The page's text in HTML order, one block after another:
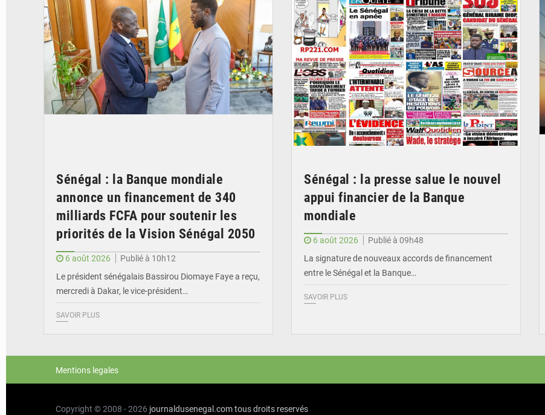
Sénégal : la Banque mondiale
annonce un financement de 340
milliards FCFA pour soutenir les
priorités de la Vision Sénégal 2050
6 août 2026
Publié à 10h12
Le président sénégalais Bassirou Diomaye Faye a reçu,
mercredi à Dakar, le vice-président…
SAVOIR PLUS
Sénégal : la presse salue le nouvel
appui financier de la Banque
mondiale
6 août 2026
Publié à 09h48
La signature de nouveaux accords de financement
entre le Sénégal et la Banque…
SAVOIR PLUS
Mentions legales
Copyright © 2008 - 2026 journaldusenegal.comtous droits reservés